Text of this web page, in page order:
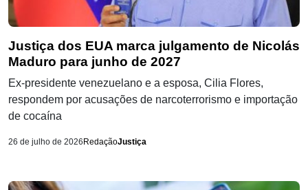
Justiça dos EUA marca julgamento de Nicolás
Maduro para junho de 2027
Ex-presidente venezuelano e a esposa, Cilia Flores,
respondem por acusações de narcoterrorismo e importação
de cocaína
26 de julho de 2026 RedaçãoJustiça